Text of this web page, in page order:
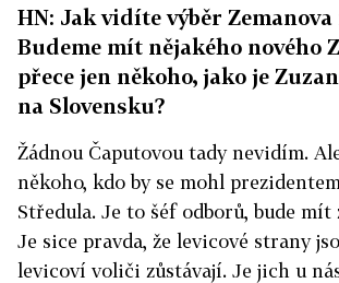
HN: Jak vidíte výběr Zemanova
Budeme mít nějakého nového
přece jen někoho, jako je
na Slovensku?
Žádnou Čaputovou tady nevidím.
někoho, kdo by se mohl
Středula. Je to šéf odborů, bude mít
Je sice pravda, že levicové strany
levicoví voliči zůstávají. Je jich u